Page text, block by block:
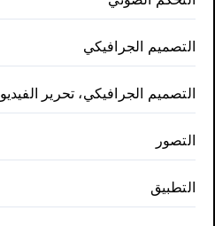
التصميم الجرافيكي
التصميم الجرافيكي، تحرير الفيديو
التصور
التطبيق